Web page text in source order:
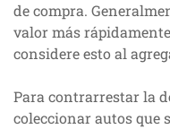
de compra.
valor más
considere esto al
Para contrarrestar la
coleccionar autos que